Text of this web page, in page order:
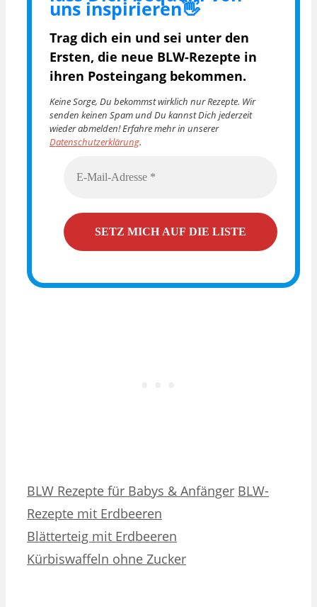
uns inspirieren👋
Trag dich ein und sei unter den
Ersten, die neue BLW-Rezepte in
ihren Posteingang bekommen.
Keine Sorge, Du bekommst wirklich nur Rezepte. Wir
senden keinen Spam und Du kannst Dich jederzeit
wieder abmelden! Erfahre mehr in unserer
Datenschutzerklärung.
Kategorien
BLW Rezepte für Babys & Anfänger Schlagwörter
BLW-
Rezepte mit Erdbeeren
Blätterteig mit Erdbeeren
Kürbiswaffeln ohne Zucker